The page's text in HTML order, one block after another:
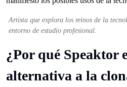
Artista que explora los reinos de la
entorno de estudio profesional.
¿Por qué Speaktor
alternativa a la